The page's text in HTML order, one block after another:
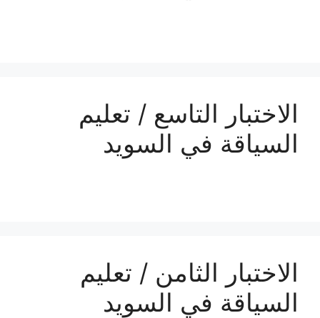
الاختبار التاسع / تعليم
السياقة في السويد
الاختبار الثامن / تعليم
السياقة في السويد